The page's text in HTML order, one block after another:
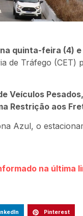
quinta-feira (4)
de Tráfego (CET)
Veículos
Restrição aos
Azul, o
na última
Pinterest